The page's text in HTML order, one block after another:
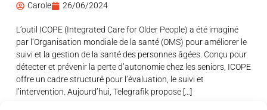
Carole 26/06/2024
L’outil ICOPE (Integrated Care for Older People) a été imaginé
par l’Organisation mondiale de la santé (OMS) pour améliorer le
suivi et la gestion de la santé des personnes âgées. Conçu pour
détecter et prévenir la perte d’autonomie chez les seniors, ICOPE
offre un cadre structuré pour l’évaluation, le suivi et
l’intervention. Aujourd’hui, Telegrafik propose […]